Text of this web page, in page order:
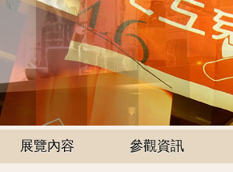
展覽內容 參觀資訊